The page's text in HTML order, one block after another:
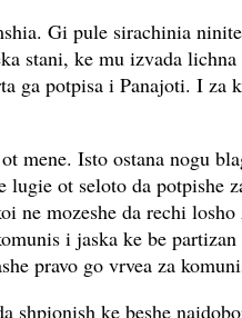
Gi pule sirachinia
stani, ke mu izvada
ga potpisa i Panajoti. I za
mene. Isto ostana nogu
lugie ot seloto da potpishe
ne mozeshe da rechi losho
i jaska ke be
pravo go vrvea za
shpionish ke beshe